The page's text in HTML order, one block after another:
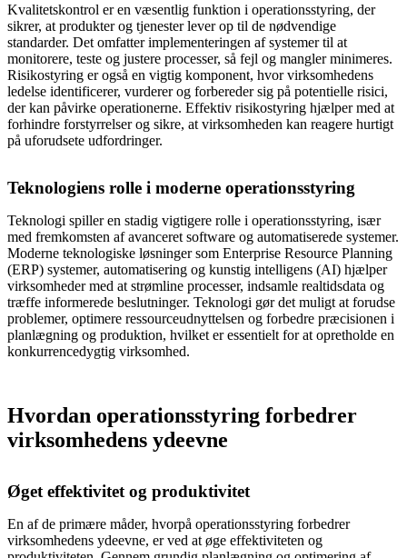
Kvalitetskontrol er en væsentlig funktion i operationsstyring, der
sikrer, at produkter og tjenester lever op til de nødvendige
standarder. Det omfatter implementeringen af systemer til at
monitorere, teste og justere processer, så fejl og mangler minimeres.
Risikostyring er også en vigtig komponent, hvor virksomhedens
ledelse identificerer, vurderer og forbereder sig på potentielle risici,
der kan påvirke operationerne. Effektiv risikostyring hjælper med at
forhindre forstyrrelser og sikre, at virksomheden kan reagere hurtigt
på uforudsete udfordringer.
Teknologiens rolle i moderne operationsstyring
Teknologi spiller en stadig vigtigere rolle i operationsstyring, især
med fremkomsten af avanceret software og automatiserede systemer.
Moderne teknologiske løsninger som Enterprise Resource Planning
(ERP) systemer, automatisering og kunstig intelligens (AI) hjælper
virksomheder med at strømline processer, indsamle realtidsdata og
træffe informerede beslutninger. Teknologi gør det muligt at forudse
problemer, optimere ressourceudnyttelsen og forbedre præcisionen i
planlægning og produktion, hvilket er essentielt for at opretholde en
konkurrencedygtig virksomhed.
Hvordan operationsstyring forbedrer
virksomhedens ydeevne
Øget effektivitet og produktivitet
En af de primære måder, hvorpå operationsstyring forbedrer
virksomhedens ydeevne, er ved at øge effektiviteten og